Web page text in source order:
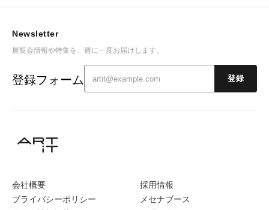
会社概要
プライバシーポリシー
採用情報
メセナブース
Newsletter
展覧会情報や特集を、週に一度お届けします。
登録フォーム 登録